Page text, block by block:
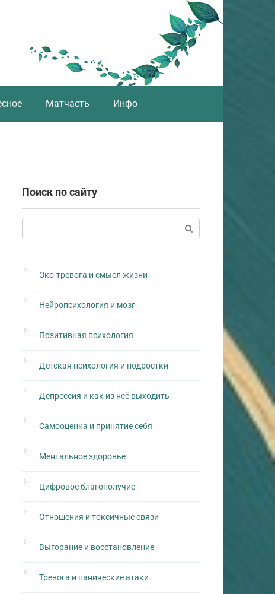
Матчасть Инфо
Поиск по сайту
Эко-тревога и смысл жизни
Нейропсихология и мозг
Позитивная психология
Детская психология и подростки
Депрессия и как из неё выходить
Самооценка и принятие себя
Ментальное здоровье
Цифровое благополучие
Отношения и токсичные связи
Выгорание и восстановление
Тревога и панические атаки